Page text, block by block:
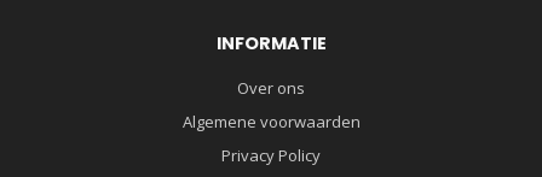
INFORMATIE
Over ons
Algemene voorwaarden
Privacy Policy